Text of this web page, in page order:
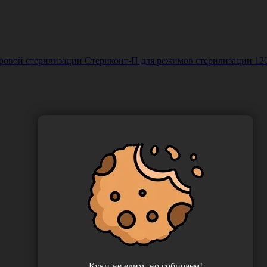
стерилизации Стериконт-П для режимов стерилизации